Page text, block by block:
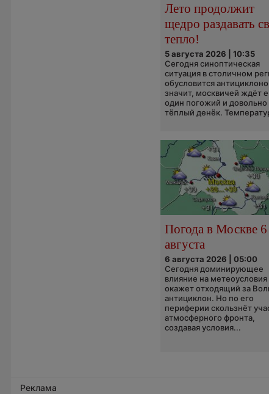
Лето продолжит
щедро раздавать
тепло!
5 августа 2026 | 10:35
Сегодня синоптическая
ситуация в столичном
обусловится
значит, москвичей ждёт
один погожий и довольно
тёплый денёк.
Погода в Москве 6
августа
6 августа 2026 | 05:00
Сегодня доминирующее
влияние на метеоусловия
окажет отходящий за
антициклон. Но по его
периферии скользнёт
атмосферного фронта,
создавая условия...
Реклама